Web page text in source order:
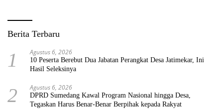
Berita Terbaru
1 Agustus 6, 2026
10 Peserta Berebut Dua Jabatan Perangkat Desa Jatimekar, Ini
Hasil Seleksinya
2 Agustus 6, 2026
DPRD Sumedang Kawal Program Nasional hingga Desa,
Tegaskan Harus Benar-Benar Berpihak kepada Rakyat